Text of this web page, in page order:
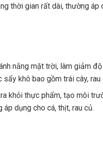
thời gian rất dài, thường áp
nắng mặt trời, làm giảm
khô bao gồm trái cây, rau
khỏi thực phẩm, tạo môi
dụng cho cá, thịt, rau củ.